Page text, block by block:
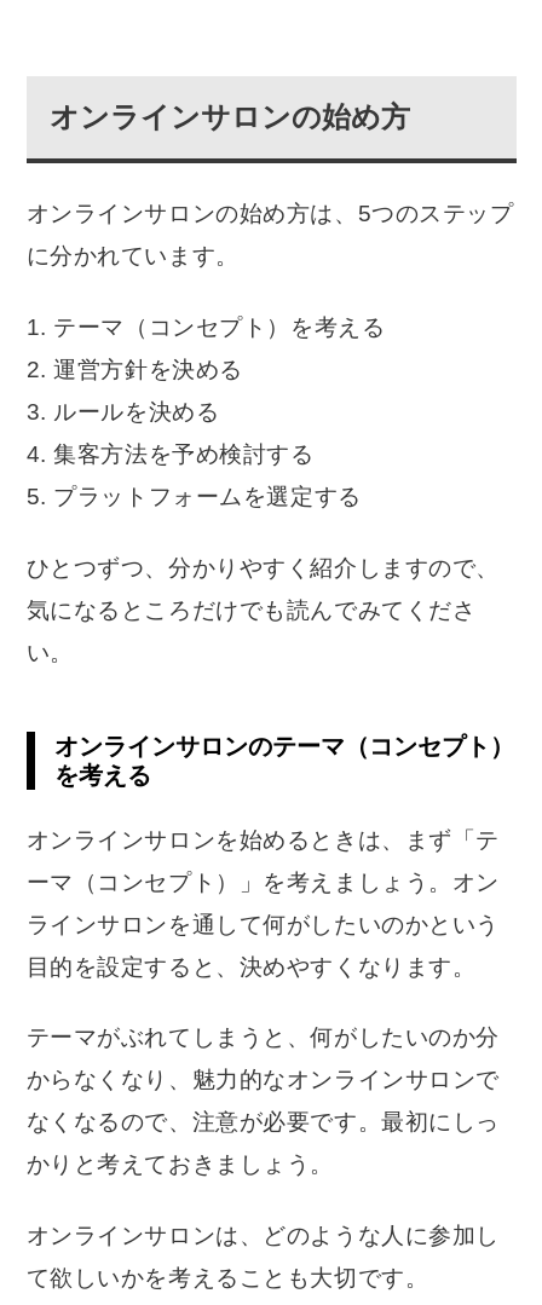
オンラインサロンの始め方
オンラインサロンの始め方は、5つのステップ
に分かれています。
1. テーマ（コンセプト）を考える
2. 運営方針を決める
3. ルールを決める
4. 集客方法を予め検討する
5. プラットフォームを選定する
ひとつずつ、分かりやすく紹介しますので、
気になるところだけでも読んでみてくださ
い。
オンラインサロンのテーマ（コンセプト）
を考える
オンラインサロンを始めるときは、まず「テ
ーマ（コンセプト）」を考えましょう。オン
ラインサロンを通して何がしたいのかという
目的を設定すると、決めやすくなります。
テーマがぶれてしまうと、何がしたいのか分
からなくなり、魅力的なオンラインサロンで
なくなるので、注意が必要です。最初にしっ
かりと考えておきましょう。
オンラインサロンは、どのような人に参加し
て欲しいかを考えることも大切です。